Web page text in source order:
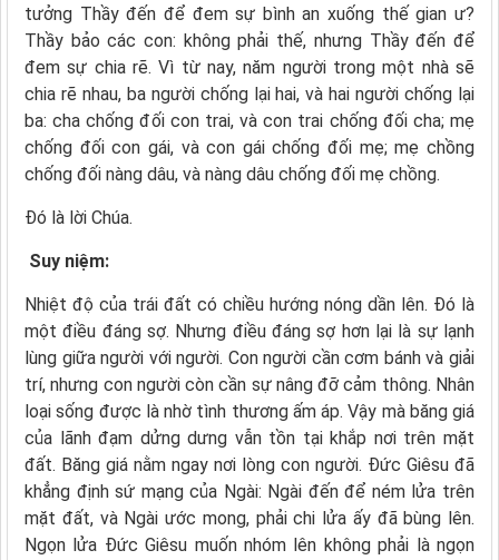
tưởng Thầy đến để đem sự bình an xuống thế gian ư?
Thầy bảo các con: không phải thế, nhưng Thầy đến để
đem sự chia rẽ. Vì từ nay, năm người trong một nhà sẽ
chia rẽ nhau, ba người chống lại hai, và hai người chống lại
ba: cha chống đối con trai, và con trai chống đối cha; mẹ
chống đối con gái, và con gái chống đối mẹ; mẹ chồng
chống đối nàng dâu, và nàng dâu chống đối mẹ chồng.
Ðó là lời Chúa.
Suy niệm:
Nhiệt độ của trái đất có chiều hướng nóng dần lên. Ðó là
một điều đáng sợ. Nhưng điều đáng sợ hơn lại là sự lạnh
lùng giữa người với người. Con người cần cơm bánh và giải
trí, nhưng con người còn cần sự nâng đỡ cảm thông. Nhân
loại sống được là nhờ tình thương ấm áp. Vậy mà băng giá
của lãnh đạm dửng dưng vẫn tồn tại khắp nơi trên mặt
đất. Băng giá nằm ngay nơi lòng con người. Ðức Giêsu đã
khẳng định sứ mạng của Ngài: Ngài đến để ném lửa trên
mặt đất, và Ngài ước mong, phải chi lửa ấy đã bùng lên.
Ngọn lửa Ðức Giêsu muốn nhóm lên không phải là ngọn